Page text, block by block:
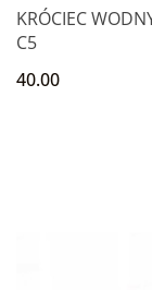
KRÓCIEC
C5
40.00